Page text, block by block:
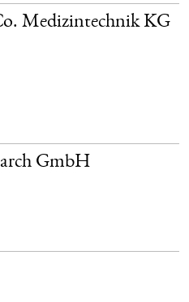
Medizintechnik KG
GmbH